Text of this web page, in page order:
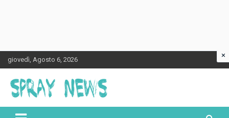
Skip
to
content
giovedì, Agosto 6, 2026
Spraynews.it
×